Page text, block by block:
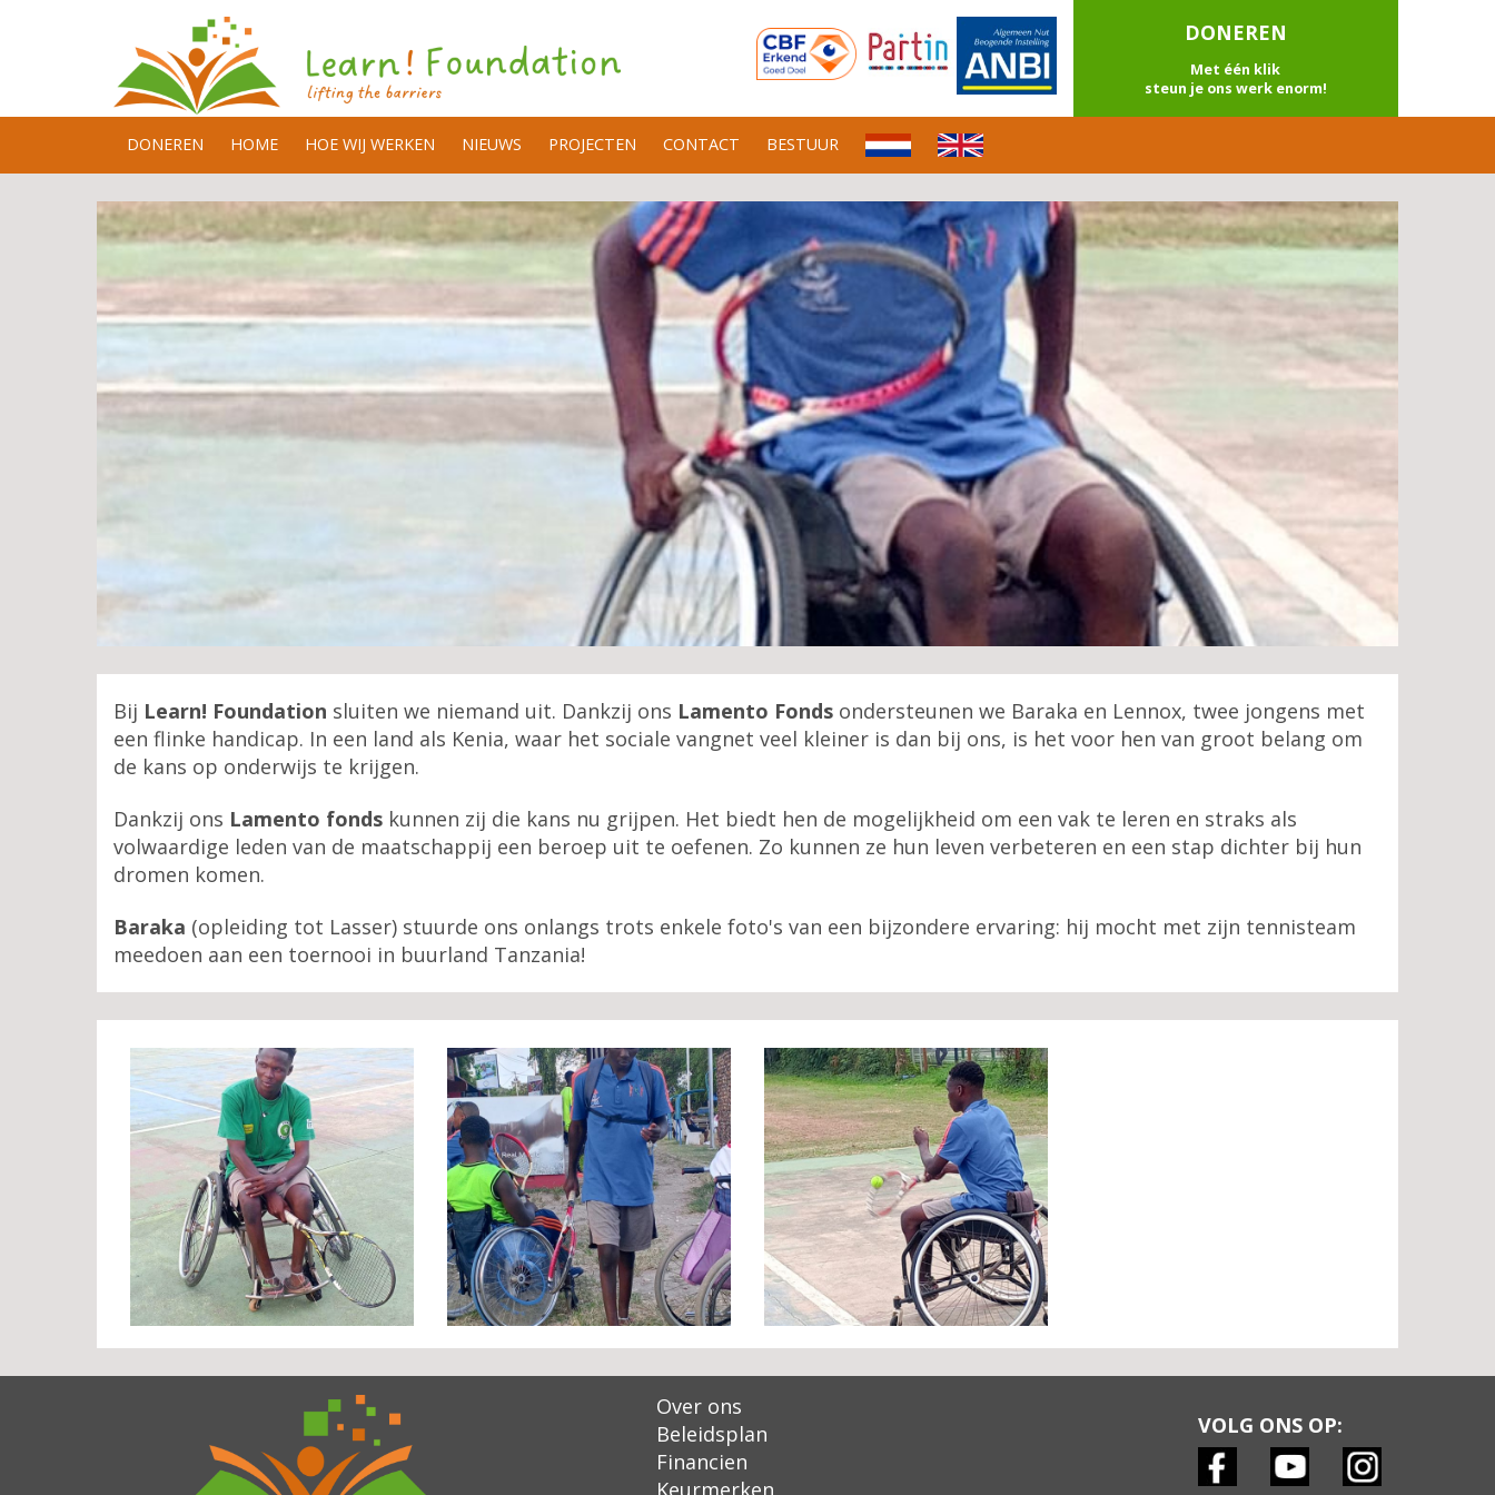
DONEREN
Met één klik
steun je ons werk enorm!
DONEREN HOME HOE WIJ WERKEN NIEUWS PROJECTEN CONTACT BESTUUR
Bij Learn! Foundation sluiten we niemand uit. Dankzij ons Lamento Fonds ondersteunen we Baraka en Lennox, twee jongens met
een flinke handicap. In een land als Kenia, waar het sociale vangnet veel kleiner is dan bij ons, is het voor hen van groot belang om
de kans op onderwijs te krijgen.
Dankzij ons Lamento fonds kunnen zij die kans nu grijpen. Het biedt hen de mogelijkheid om een vak te leren en straks als
volwaardige leden van de maatschappij een beroep uit te oefenen. Zo kunnen ze hun leven verbeteren en een stap dichter bij hun
dromen komen.
Baraka (opleiding tot Lasser) stuurde ons onlangs trots enkele foto's van een bijzondere ervaring: hij mocht met zijn tennisteam
meedoen aan een toernooi in buurland Tanzania!
Over ons
Beleidsplan
Financien
Keurmerken
VOLG ONS OP: